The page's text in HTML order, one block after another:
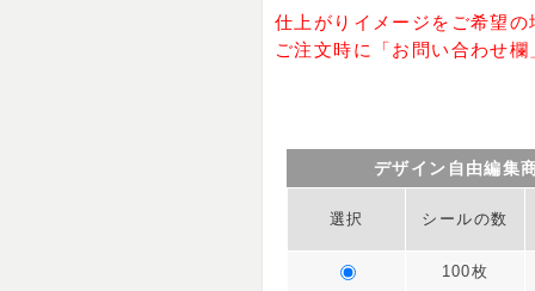
仕上がりイメージをご希望の
ご注文時に「お問い合わせ
デザイン自由編集
選択 シールの数
100枚